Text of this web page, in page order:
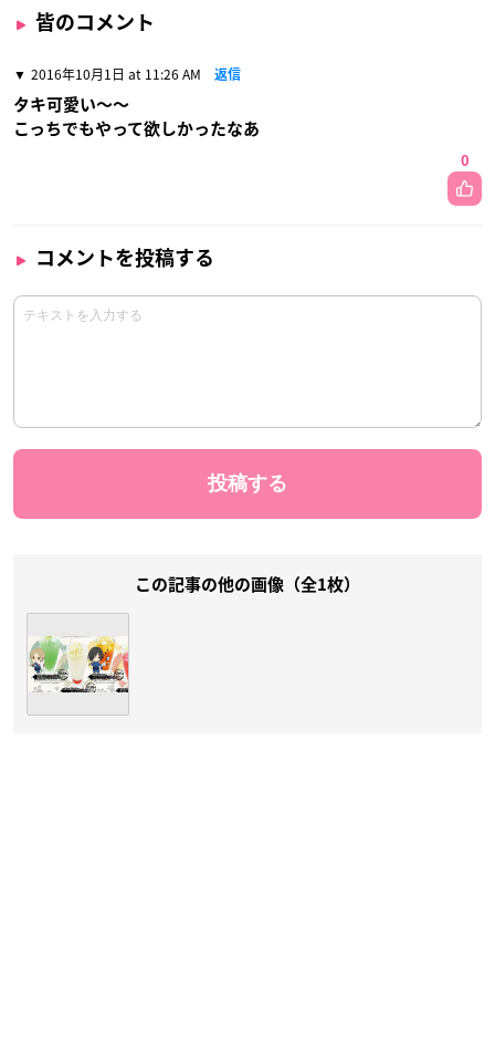
皆のコメント
2016年10月1日 at 11:26 AM 返信
タキ可愛い〜〜
こっちでもやって欲しかったなあ
0
コメントを投稿する
この記事の他の画像（全1枚）